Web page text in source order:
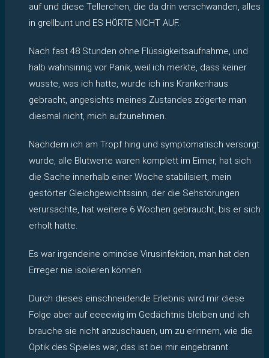
auf und diese Tellerchen, die da drin verschwanden, alles
in grellbunt und ES HÖRTE NICHT AUF.
Nach fast 48 Stunden ohne Flüssigkeitsaufnahme, und
halb wahnsinnig vor Panik, weil ich merkte, dass keiner
wusste, was ich hatte, wurde ich ins Krankenhaus
gebracht, angesichts meines Zustandes zögerte man
diesmal nicht, mich aufzunehmen.
Nachdem ich am Tropf hing und symptomatisch versorgt
wurde, alle Blutwerte waren komplett im Eimer, hat sich
die Sache innerhalb einer Woche stabilisiert, mein
gestörter Gleichgewichtssinn, der die Sehstörungen
verursachte, hat weitere 6 Wochen gebraucht, bis er sich
erholt hatte.
Es war irgendeine ominöse Virusinfektion, man hat den
Erreger nie isolieren können.
Durch dieses einschneidende Erlebnis wird mir diese
Folge aber auf eeeewig im Gedächtnis bleiben und ich
brauche sie nicht anzuschauen, um zu erinnern, wie die
Optik des Spieles war, das ist bei mir eingebrannt.